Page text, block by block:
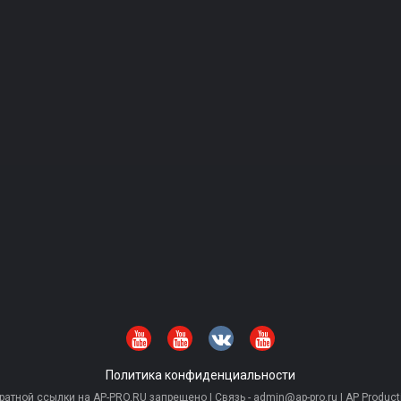
Политика конфиденциальности
ссылки на AP-PRO.RU запрещено | Связь - admin@ap-pro.ru | AP